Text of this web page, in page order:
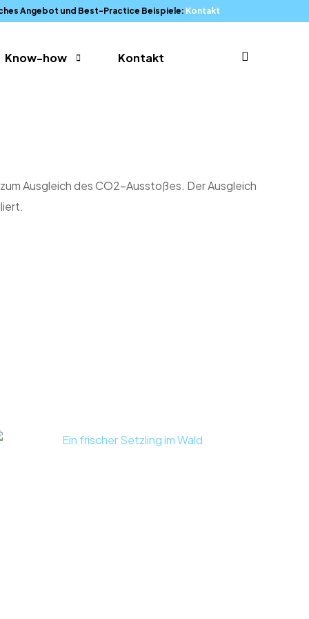
Angebot und Best-Practice Beispiele: Kontakt
Know-how
Glossar
FAQ
Kontakt
Ausgleich des CO2-Ausstoßes. Der Ausgleich